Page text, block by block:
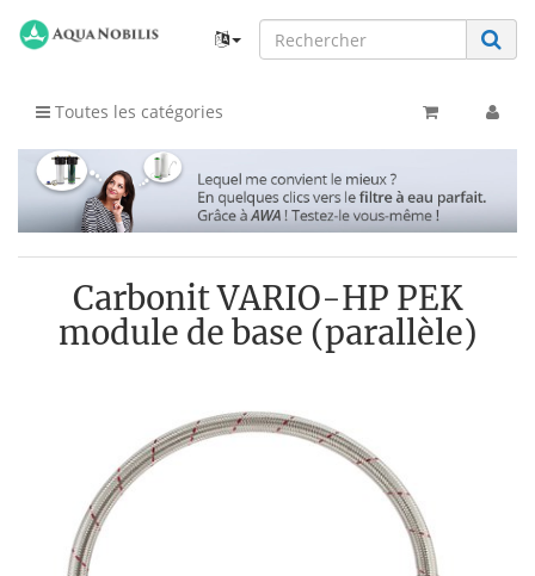
Toutes les catégories
Carbonit VARIO-HP PEK
module de base (parallèle)